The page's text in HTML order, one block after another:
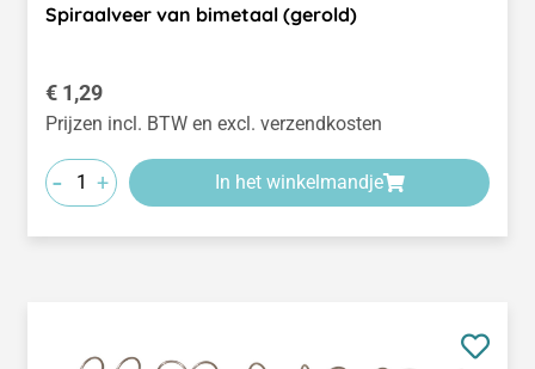
Spiraalveer van bimetaal (gerold)
Normale prijs:
€ 1,29
Prijzen incl. BTW en excl. verzendkosten
- + In het winkelmandje